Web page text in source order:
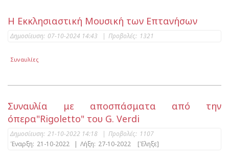
Η Εκκλησιαστική Μουσική των Επτανήσων
Δημοσίευση: 07-10-2024 14:43 | Προβολές: 1321
Συναυλίες
Συναυλία με αποσπάσματα από την
όπερα"Rigoletto" του G. Verdi
Δημοσίευση: 21-10-2022 14:18 | Προβολές: 1107
Έναρξη: 21-10-2022 | Λήξη: 27-10-2022 [Έληξε]